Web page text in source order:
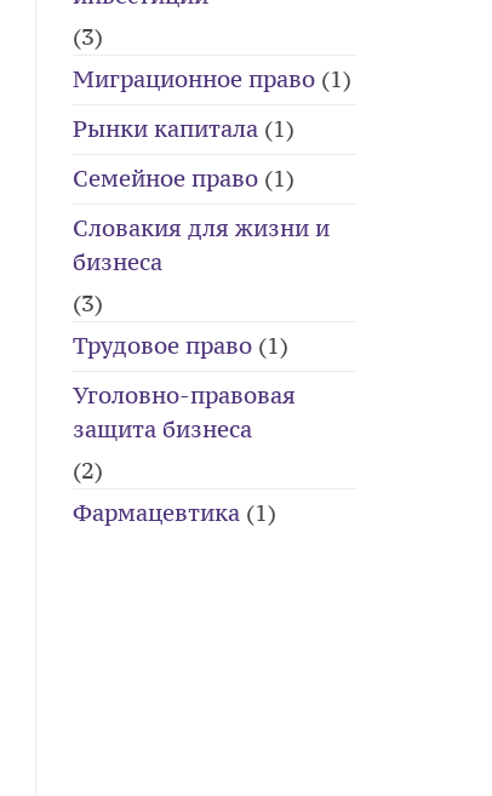
(3)
Миграционное право (1)
Рынки капитала (1)
Семейное право (1)
Словакия для жизни и
бизнеса
(3)
Трудовое право (1)
Уголовно-правовая
защита бизнеса
(2)
Фармацевтика (1)